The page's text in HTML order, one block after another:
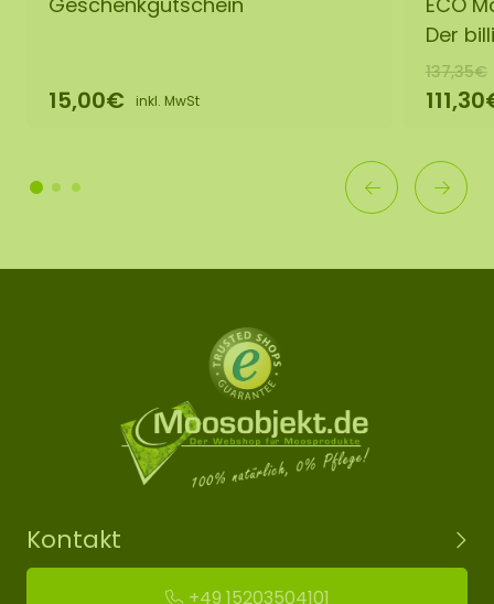
15,00€ inkl. MwSt
Der
137,35€
Kontakt
+49 15203504101